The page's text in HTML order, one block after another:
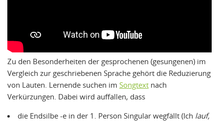
Zu den Besonderheiten der gesprochenen (gesungenen) im
Vergleich zur geschriebenen Sprache gehört die Reduzierung
von Lauten. Lernende suchen im Songtext nach
Verkürzungen. Dabei wird auffallen, dass
die Endsilbe -e in der 1. Person Singular wegfällt (Ich lauf,